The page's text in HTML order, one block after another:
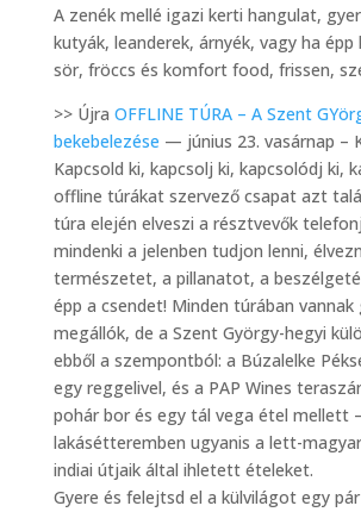
A zenék mellé igazi kerti hangulat,
kutyák, leanderek, árnyék, vagy ha épp
sör, fröccs és komfort food, frissen,
>> Újra OFFLINE TÚRA – A Szent
bekebelezése — június 23. vasárnap –
Kapcsold ki, kapcsolj ki, kapcsolódj ki,
offline túrákat szervező csapat azt
túra elején elveszi a résztvevők
mindenki a jelenben tudjon lenni,
természetet, a pillanatot, a
épp a csendet! Minden túrában
megállók, de a Szent György-hegyi
ebből a szempontból: a Búzalelke
egy reggelivel, és a PAP Wines
pohár bor és egy tál vega étel mellett
lakásétteremben ugyanis a lett-
indiai útjaik által ihletett ételeket.
Gyere és felejtsd el a külvilágot egy